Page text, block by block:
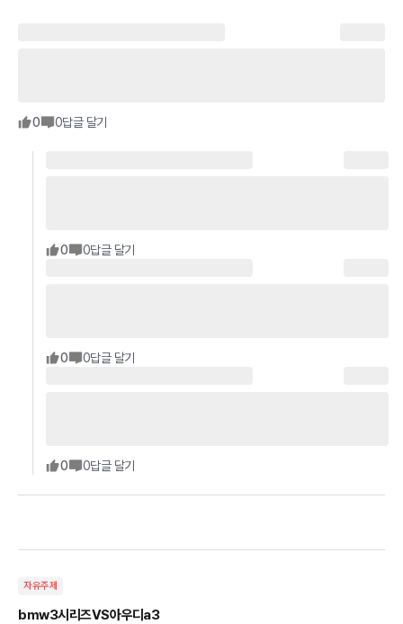
0 0답글 달기
0 0답글 달기
0 0답글 달기
0 0답글 달기
자유주제
bmw3시리즈VS아우디a3